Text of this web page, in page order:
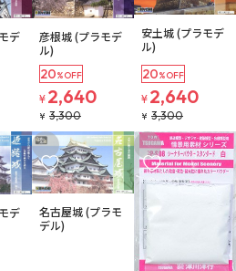
デ
彦根城 (プラモデ
ル)
20%OFF
¥ 2,640
¥ 3,300
安土城 (プラモデ
ル)
20%OFF
¥ 2,640
¥ 3,300
追加
デ
お気に入りに追加
名古屋城 (プラモ
デル)
お気に入りに